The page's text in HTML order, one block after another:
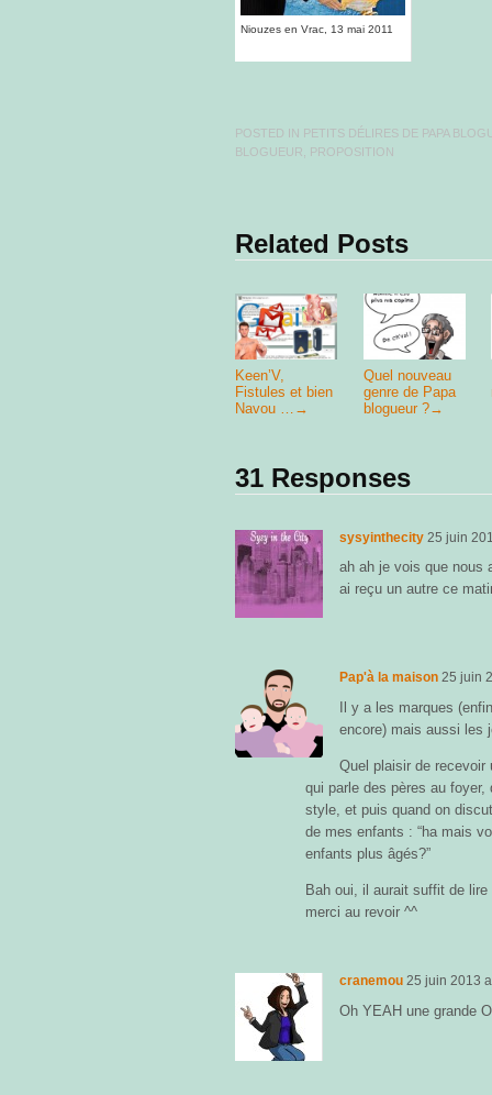
Niouzes en Vrac, 13 mai 2011
POSTED IN PETITS DÉLIRES DE PAPA
BLOGUEUR
PROPOSITION
Related Posts
Keen’V,
Fistules et bien
Navou …
→
Quel nouveau
genre de Papa
blogueur ?→
31 Responses
sysyinthecity 25 juin
ah ah je vois que nous
ai reçu un autre ce
Pap'à la maison 25 juin
Il y a les marques
encore) mais aussi les
Quel plaisir de recevoir
qui parle des pères au
style, et puis quand on
de mes enfants : “ha mais
enfants plus âgés?”
Bah oui, il aurait suffit de
merci au revoir ^^
cranemou 25 juin 2013
Oh YEAH une grande